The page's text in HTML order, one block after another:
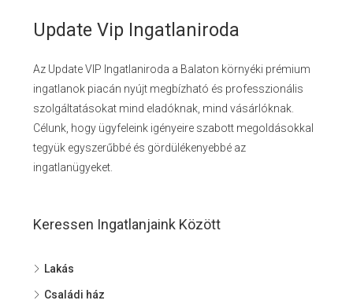
Update Vip Ingatlaniroda
Az Update VIP Ingatlaniroda a Balaton környéki prémium
ingatlanok piacán nyújt megbízható és professzionális
szolgáltatásokat mind eladóknak, mind vásárlóknak.
Célunk, hogy ügyfeleink igényeire szabott megoldásokkal
tegyük egyszerűbbé és gördülékenyebbé az
ingatlanügyeket.
Keressen Ingatlanjaink Között
Lakás
Családi ház